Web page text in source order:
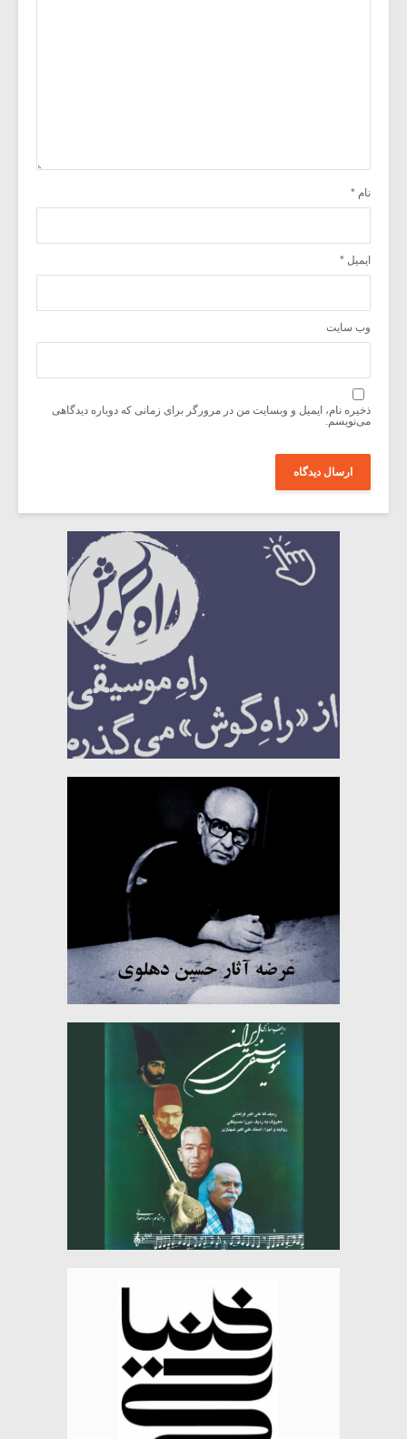
نام *
ایمیل *
وب‌ سایت
ذخیره نام، ایمیل و وبسایت من در مرورگر برای زمانی که دوباره دیدگاهی
می‌نویسم.